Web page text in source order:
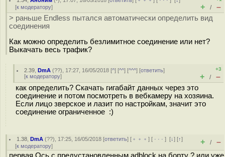
[к модератору] + / –
> раньше Endless пытался автоматически определить вид
соединения
Как можно определить безлимитное соединение или нет?
Выкачать весь трафик?
2.39 ,DmA (??), 17:27, 16/05/2018 [^] [^^] [^^^] [ответить]
[к модератору]
+3
+ / –
как определить? Скачать гигабайт данных через это
соединение и потом посмотреть в вебкамеру на хозяина.
Если лицо зверское и лазит по настройкам, значит это
соединение ограниченное :)
1.38 ,DmA (??), 17:25, 16/05/2018 [ответить] [ ﹢﹢﹢] [ · · ·][↓] [↑]
[к модератору] + / –